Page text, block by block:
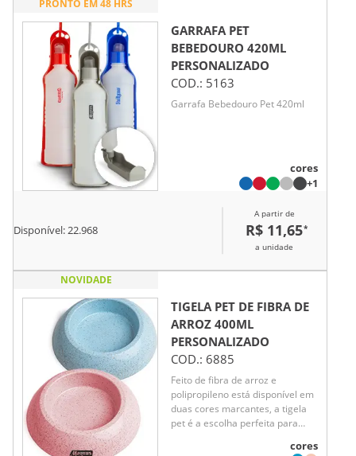
PRONTO EM 48 HRS
GARRAFA PET
BEBEDOURO 420ML
PERSONALIZADO
COD.: 5163
Garrafa Bebedouro Pet 420ml
cores
+1
Disponível:22.968
A partir de
R$ 11,65*
a unidade
NOVIDADE
TIGELA PET DE FIBRA DE
ARROZ 400ML
PERSONALIZADO
COD.: 6885
Feito de fibra de arroz e
polipropileno está disponível em
duas cores marcantes, a tigela
pet é a escolha perfeita para
cores